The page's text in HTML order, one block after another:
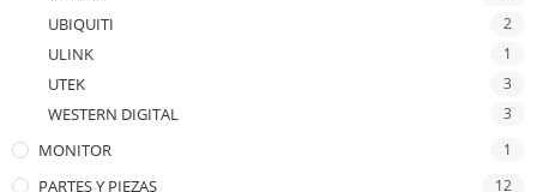
UBIQUITI 2
ULINK 1
UTEK 3
WESTERN DIGITAL 3
MONITOR 1
PARTES Y PIEZAS 12